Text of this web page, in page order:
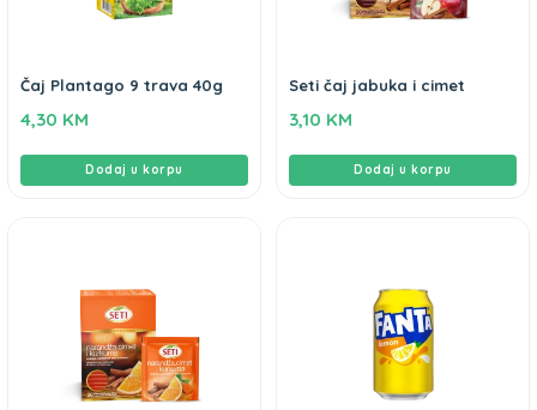
Čaj Plantago 9 trava 40g
4,30 KM
Dodaj u korpu
Seti čaj jabuka i cimet
3,10 KM
Dodaj u korpu